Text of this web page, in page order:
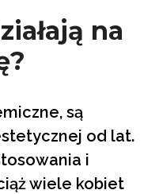
na
są
od lat.
i
wiele kobiet